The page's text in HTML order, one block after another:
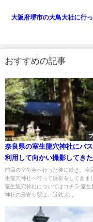
大阪府堺市の大鳥大社に行
おすすめの記事
奈良県の室生龍穴神社にバ
利用して向かい撮影してきた
前回の室生寺へ行った後に続き、今
生龍穴神社へ行って撮影をしてきま
室生龍穴神社についてはコチラ 室生
神社の最寄り駅は、近鉄大...